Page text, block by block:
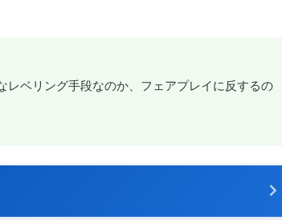
ベリング手段なのか、フェアプレイに反するの